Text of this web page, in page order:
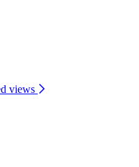
views